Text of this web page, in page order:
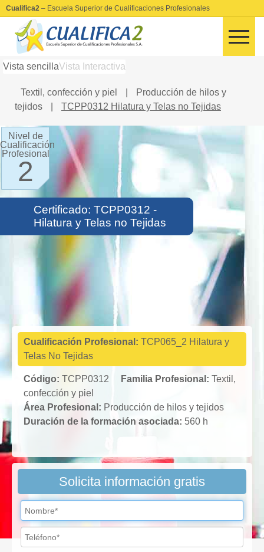
Cualifica2 – Escuela Superior de Cualificaciones Profesionales
Vista sencillaVista Interactiva
Textil, confección y piel
Producción de hilos y
tejidos
TCPP0312 Hilatura y Telas no Tejidas
Nivel de
Cualificación
Profesional
2
Certificado: TCPP0312 -
Hilatura y Telas no Tejidas
confección y
Cualificación Profesional: TCP065_2 Hilatura y
Telas No Tejidas
Código: TCPP0312 Familia Profesional: Textil,
confección y piel
Área Profesional: Producción de hilos y tejidos
Duración de la formación asociada: 560 h
Solicita información gratis